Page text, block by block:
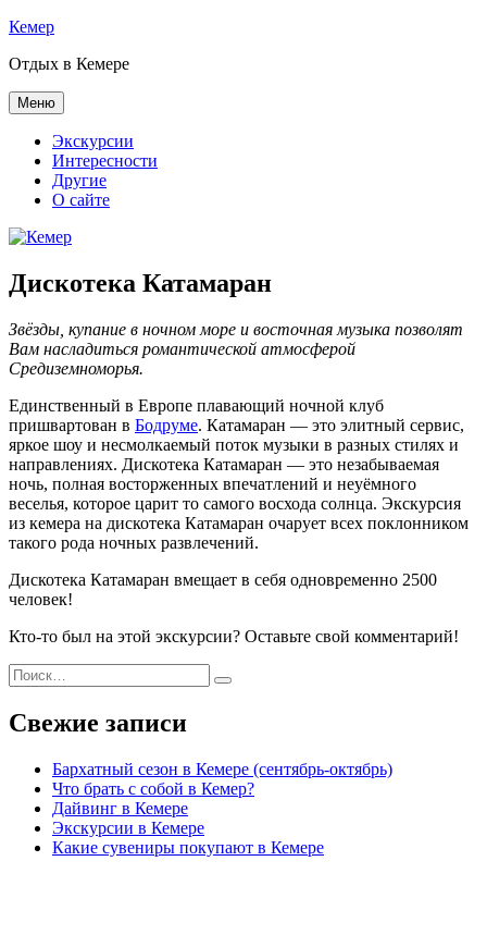
Перейти
содержимому
Кемер
Отдых в Кемере
Меню
Экскурсии
Интересности
Другие
О сайте
Дискотека Катамаран
Звёзды, купание в ночном море и восточная музыка позволят
Вам насладиться романтической атмосферой
Средиземноморья.
Единственный в Европе плавающий ночной клуб
пришвартован в Бодруме. Катамаран — это элитный сервис,
яркое шоу и несмолкаемый поток музыки в разных стилях и
направлениях. Дискотека Катамаран — это незабываемая
ночь, полная восторженных впечатлений и неуёмного
веселья, которое царит то самого восхода солнца. Экскурсия
из кемера на дискотека Катамаран очарует всех поклонником
такого рода ночных развлечений.
Дискотека Катамаран вмещает в себя одновременно 2500
человек!
Кто-то был на этой экскурсии? Оставьте свой комментарий!
Искать:
Поиск
Свежие записи
Бархатный сезон в Кемере (сентябрь-октябрь)
Что брать с собой в Кемер?
Дайвинг в Кемере
Экскурсии в Кемере
Какие сувениры покупают в Кемере